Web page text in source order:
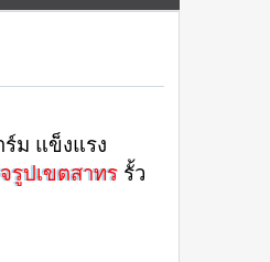
ร์ม แข็งแรง
รูปเขตสาทร รั้ว